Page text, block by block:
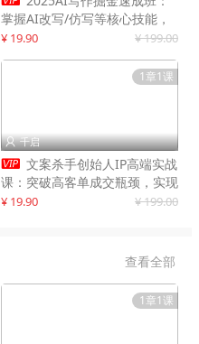
掌握AI改写/仿写等核心技能，
实现单篇文案变现500+
¥ 19.90 ¥ 199.00
1章1课
 千启
 文案杀手创始人IP高端实战
课：突破高客单成交瓶颈，实现
IP商业价值最大化
¥ 19.90 ¥ 199.00
查看全部
1章1课